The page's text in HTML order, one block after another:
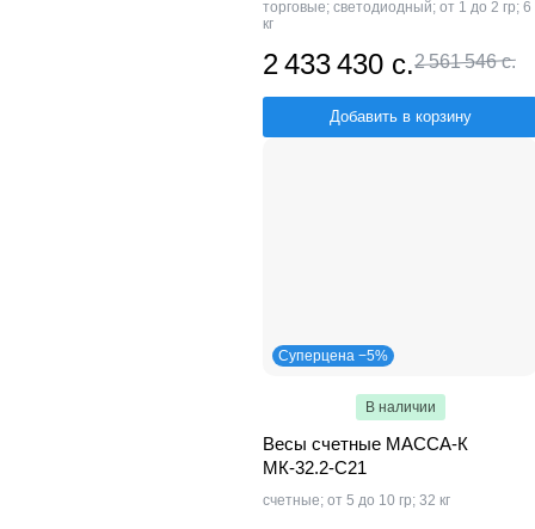
торговые; светодиодный; от 1 до 2 гр; 6
кг
2 433 430 с.2 561 546 с.
Добавить в корзину
Суперцена −5%
В наличии
Весы счетные МАССА-К
МК-32.2-С21
счетные; от 5 до 10 гр; 32 кг